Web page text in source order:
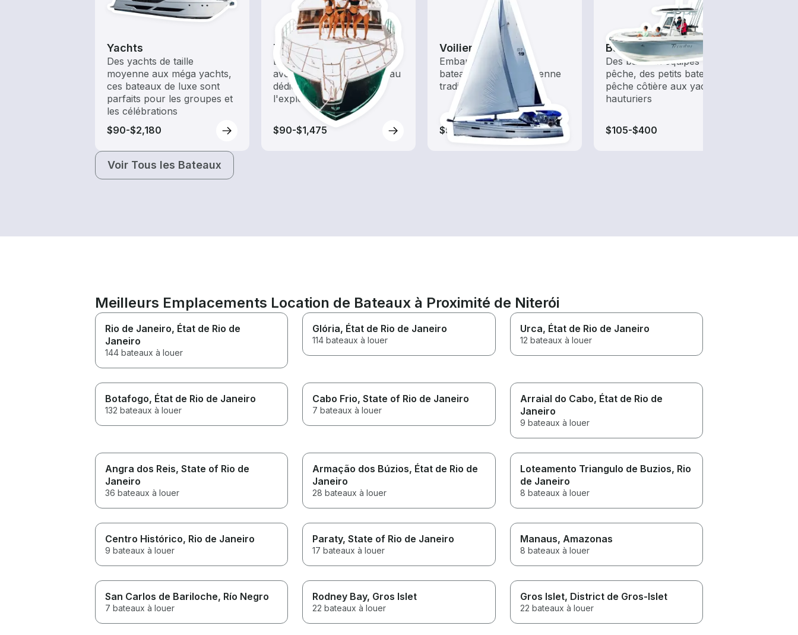
Yachts
Des yachts de taille
moyenne aux méga yachts,
ces bateaux de luxe sont
parfaits pour les groupes et
les célébrations
$90-$2,180
Tours
Explorez les eaux locales
avec une location de bateau
dédiée au tourisme et à
l'exploration
$90-$1,475
Voiliers
Embarquez avec ces
bateaux à énergie éolienne
traditionnels
$55-$685
Bateaux de pêche
Des bateaux équipés pour la
pêche, des petits bateaux de
pêche côtière aux yachts
hauturiers
$105-$400
Voir Tous les Bateaux
Meilleurs Emplacements Location de Bateaux à Proximité de Niterói
Rio de Janeiro, État de Rio de
Janeiro
144 bateaux à louer
Glória, État de Rio de Janeiro
114 bateaux à louer
Urca, État de Rio de Janeiro
12 bateaux à louer
Botafogo, État de Rio de Janeiro
132 bateaux à louer
Cabo Frio, State of Rio de Janeiro
7 bateaux à louer
Arraial do Cabo, État de Rio de
Janeiro
9 bateaux à louer
Angra dos Reis, State of Rio de
Janeiro
36 bateaux à louer
Armação dos Búzios, État de Rio de
Janeiro
28 bateaux à louer
Loteamento Triangulo de Buzios, Rio
de Janeiro
8 bateaux à louer
Centro Histórico, Rio de Janeiro
9 bateaux à louer
Paraty, State of Rio de Janeiro
17 bateaux à louer
Manaus, Amazonas
8 bateaux à louer
San Carlos de Bariloche, Río Negro
7 bateaux à louer
Rodney Bay, Gros Islet
22 bateaux à louer
Gros Islet, District de Gros-Islet
22 bateaux à louer